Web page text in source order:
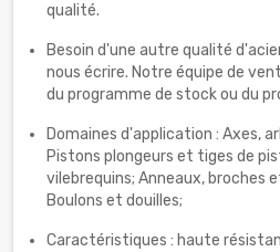
qualité.
Besoin d'une autre qualité
nous écrire. Notre équipe de
du programme de stock ou du
Domaines d'application : Axes,
Pistons plongeurs et tiges de
vilebrequins; Anneaux, broches
Boulons et douilles;
Caractéristiques : haute